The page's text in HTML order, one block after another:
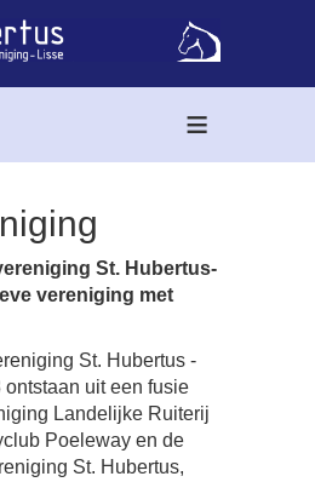
≡
St. Hubertus-
vereniging met
St. Hubertus -
ontstaan uit een fusie
Landelijke Ruiterij
Poeleway en de
St. Hubertus,